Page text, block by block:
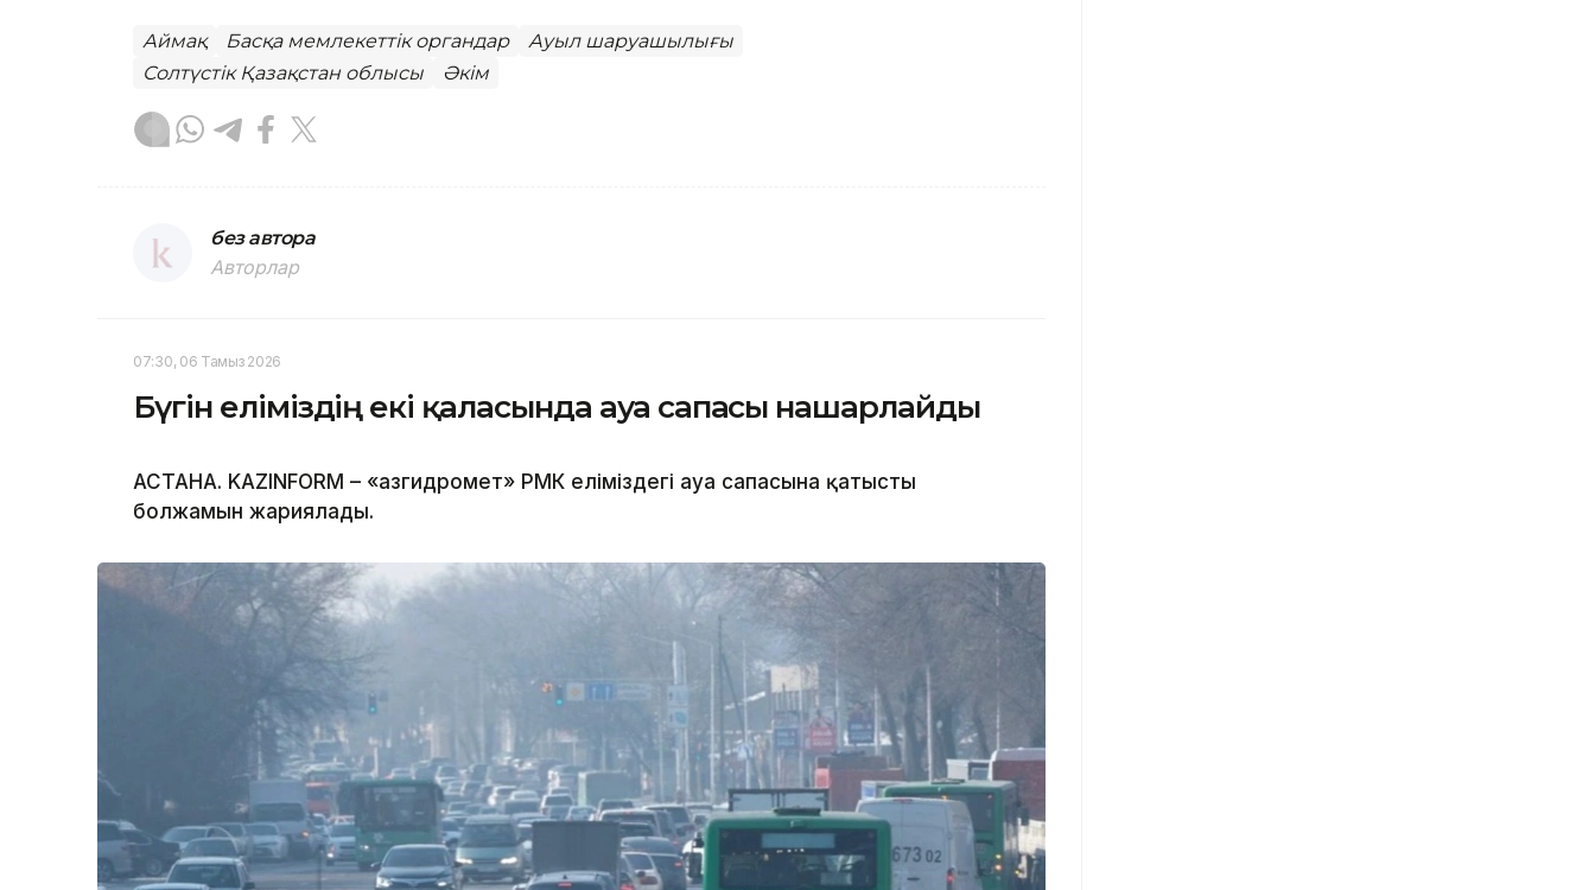
Аймақ Басқа мемлекеттік органдар
Ауыл шаруашылығы
Солтүстік Қазақстан облысы
Әкім
без автора
Авторлар
07:30, 06 Тамыз 2026
Бүгін еліміздің екі қаласында ауа сапасы нашарлайды
АСТАНА. KAZINFORM – «Қазгидромет» РМК еліміздегі ауа сапасына қатысты
болжамын жариялады.